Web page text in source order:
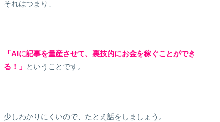
それはつまり、
「AIに記事を量産させて、裏技的にお金を稼ぐことができ
る！」 ということです。
少しわかりにくいので、たとえ話をしましょう。